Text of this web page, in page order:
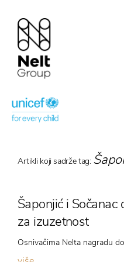
Artikli koji sadrže tag:
Šaponjić i
za izuzetnost
Osnivačima Nelta nagradu